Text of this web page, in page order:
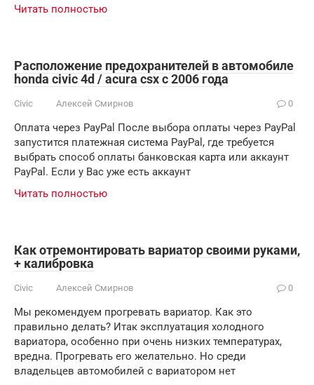
Читать полностью
Расположение предохранителей в автомобиле
honda civic 4d / acura csx с 2006 года
Civic Алексей Смирнов 0
Оплата через PayPal После выбора оплаты через PayPal
запустится платежная система PayPal, где требуется
выбрать способ оплаты банковская карта или аккаунт
PayPal. Если у Вас уже есть аккаунт
Читать полностью
Как отремонтировать вариатор своими руками,
+ калибровка
Civic Алексей Смирнов 0
Мы рекомендуем прогревать вариатор. Как это
правильно делать? Итак эксплуатация холодного
вариатора, особенно при очень низких температурах,
вредна. Прогревать его желательно. Но среди
владельцев автомобилей с вариатором нет